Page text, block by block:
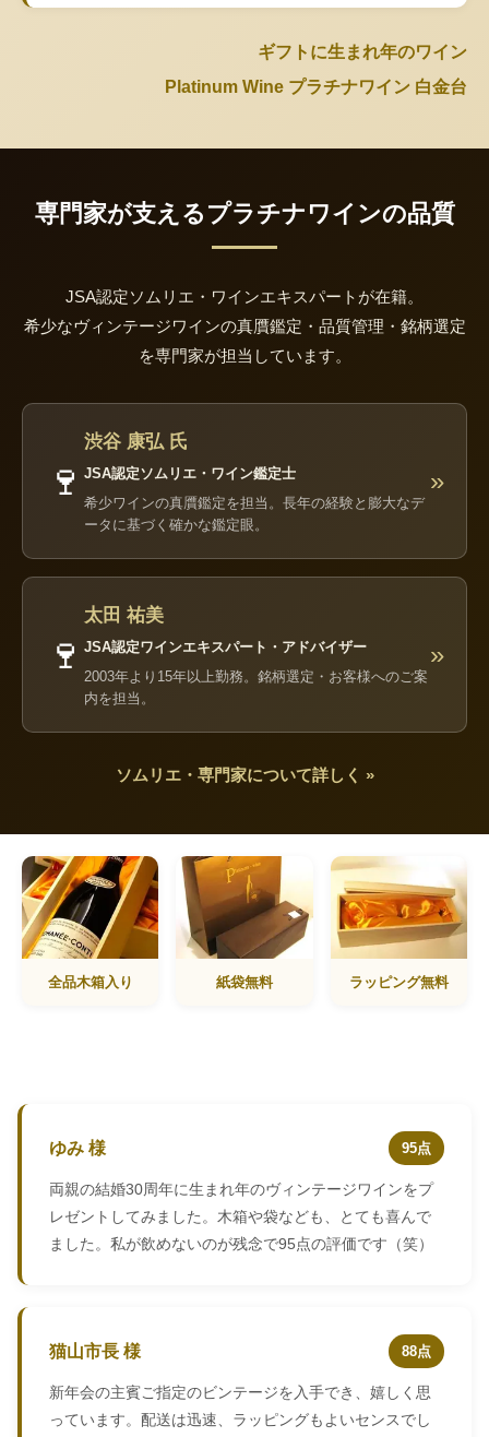
ギフトに生まれ年のワイン
Platinum Wine プラチナワイン 白金台
専門家が支えるプラチナワインの品質
JSA認定ソムリエ・ワインエキスパートが在籍。
希少なヴィンテージワインの真贋鑑定・品質管理・銘柄選定
を専門家が担当しています。
🍷
渋谷 康弘 氏
JSA認定ソムリエ・ワイン鑑定士
希少ワインの真贋鑑定を担当。長年の経験と膨大なデ
ータに基づく確かな鑑定眼。
»
🍷
太田 祐美
JSA認定ワインエキスパート・アドバイザー
2003年より15年以上勤務。銘柄選定・お客様へのご案
内を担当。
»
ソムリエ・専門家について詳しく »
全品木箱入り 紙袋無料 ラッピング無料
ゆみ 様 95点
両親の結婚30周年に生まれ年のヴィンテージワインをプ
レゼントしてみました。木箱や袋なども、とても喜んで
ました。私が飲めないのが残念で95点の評価です（笑）
猫山市長 様 88点
新年会の主賓ご指定のビンテージを入手でき、嬉しく思
っています。配送は迅速、ラッピングもよいセンスでし